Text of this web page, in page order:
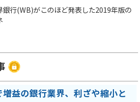
行(WB)がこのほど発表した2019年版の
増益の銀行業界、利ざや縮小と